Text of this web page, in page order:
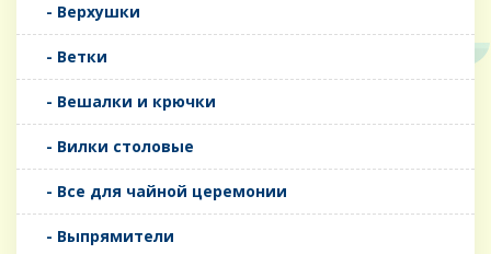
- Верхушки
- Ветки
- Вешалки и крючки
- Вилки столовые
- Все для чайной церемонии
- Выпрямители